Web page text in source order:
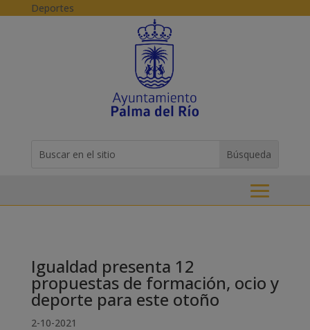
Skip to content
Deportes
for...
Igualdad presenta 12
propuestas de formación, ocio y
deporte para este otoño
2-10-2021